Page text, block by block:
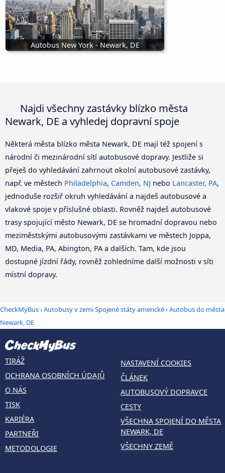
Autobus New York - Newark, DE
Najdi všechny zastávky blízko města
Newark, DE a vyhledej dopravní spoje
Některá města blízko města Newark, DE mají též spojení s
národní či mezinárodní sítí autobusové dopravy. Jestliže si
přeješ do vyhledávání zahrnout okolní autobusové zastávky,
např. ve městech Philadelphia, Camden, NJ nebo Lancaster, PA,
jednoduše rozšiř okruh vyhledávání a najdeš autobusové a
vlakové spoje v příslušné oblasti. Rovněž najdeš autobusové
trasy spojující město Newark, DE se hromadní dopravou nebo
meziměstskými autobusovými zastávkami ve městech Joppa,
MD, Media, PA, Abington, PA a dalších. Tam, kde jsou
dostupné jízdní řády, rovněž zohledníme další možnosti v síti
místní dopravy.
CheckMyBus›Autobusy v zemi Spojené státy americké› Autobus do města
Newark, DE
TIRÁŽ
OCHRANA OSOBNÍCH ÚDAJŮ
O NÁS
TISK
KARIÉRA
PARTNEŘI
METODOLOGIE
NASTAVENÍ COOKIES
ČLÁNEK
AUTOBUSOVÝ DOPRAVCE
CESTY
VŠECHNA SPOJENÍ DO MĚSTA
NEWARK, DE
VŠECHNY ZEMĚ